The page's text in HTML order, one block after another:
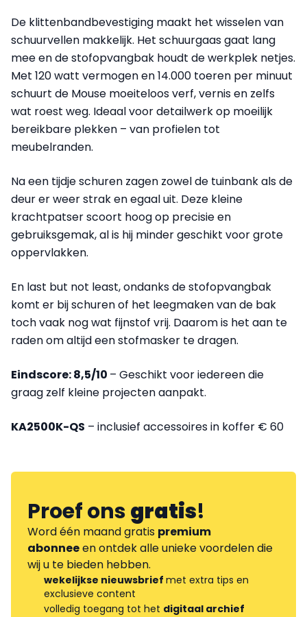
De klittenbandbevestiging maakt het wisselen van
schuurvellen makkelijk. Het schuurgaas gaat lang
mee en de stofopvangbak houdt de werkplek netjes.
Met 120 watt vermogen en 14.000 toeren per minuut
schuurt de Mouse moeiteloos verf, vernis en zelfs
wat roest weg. Ideaal voor detailwerk op moeilijk
bereikbare plekken – van profielen tot
meubelranden.
Na een tijdje schuren zagen zowel de tuinbank als de
deur er weer strak en egaal uit. Deze kleine
krachtpatser scoort hoog op precisie en
gebruiksgemak, al is hij minder geschikt voor grote
oppervlakken.
En last but not least, ondanks de stofopvangbak
komt er bij schuren of het leegmaken van de bak
toch vaak nog wat fijnstof vrij. Daarom is het aan te
raden om altijd een stofmasker te dragen.
Eindscore: 8,5/10 – Geschikt voor iedereen die
graag zelf kleine projecten aanpakt.
KA2500K-QS – inclusief accessoires in koffer € 60
Proef onsgratis!
Word één maand gratis premium
abonneeen ontdek alle unieke voordelen die
wij u te bieden hebben.
wekelijkse nieuwsbrief met extra tips en
exclusieve content
volledig toegang tot het digitaal archief